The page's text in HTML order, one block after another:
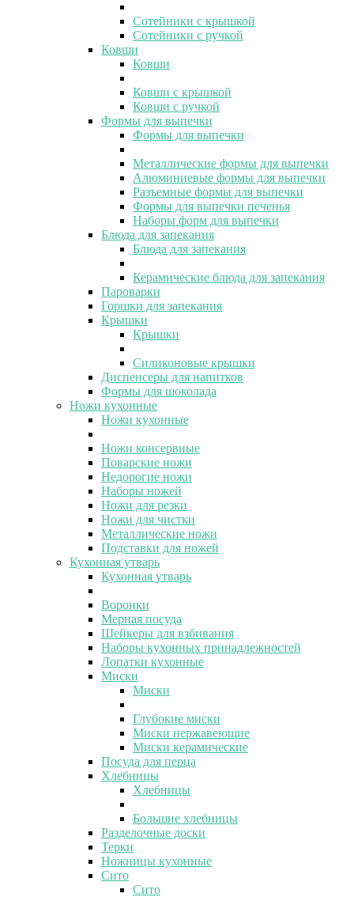
Сотейники с крышкой
Сотейники с ручкой
Ковши
Ковши
Ковши с крышкой
Ковши с ручкой
Формы для выпечки
Формы для выпечки
Металлические формы для выпечки
Алюминиевые формы для выпечки
Разъемные формы для выпечки
Формы для выпечки печенья
Наборы форм для выпечки
Блюда для запекания
Блюда для запекания
Керамические блюда для запекания
Пароварки
Горшки для запекания
Крышки
Крышки
Силиконовые крышки
Диспенсеры для напитков
Формы для шоколада
Ножи кухонные
Ножи кухонные
Ножи консервные
Поварские ножи
Недорогие ножи
Наборы ножей
Ножи для резки
Ножи для чистки
Металлические ножи
Подставки для ножей
Кухонная утварь
Кухонная утварь
Воронки
Мерная посуда
Шейкеры для взбивания
Наборы кухонных принадлежностей
Лопатки кухонные
Миски
Миски
Глубокие миски
Миски нержавеющие
Миски керамические
Посуда для перца
Хлебницы
Хлебницы
Большие хлебницы
Разделочные доски
Терки
Ножницы кухонные
Сито
Сито